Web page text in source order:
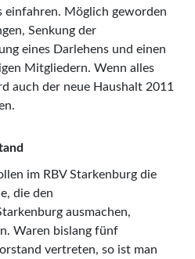
einfahren. Möglich geworden
Senkung der
eines Darlehens und einen
Mitgliedern. Wenn alles
auch der neue Haushalt 2011
im RBV Starkenburg die
die den
ausmachen,
Waren bislang fünf
vertreten, so ist man